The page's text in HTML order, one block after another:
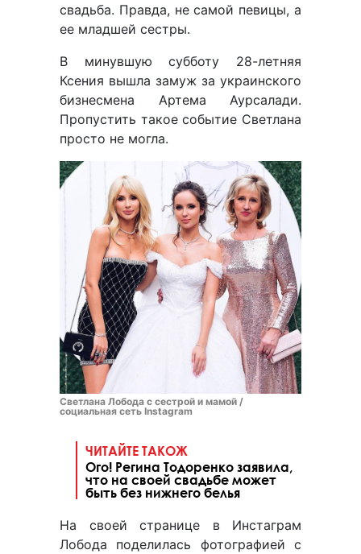
свадьба. Правда, не самой певицы, а
ее младшей сестры.
В минувшую субботу 28-летняя
Ксения вышла замуж за украинского
бизнесмена Артема Аурсалади.
Пропустить такое событие Светлана
просто не могла.
Светлана Лобода с сестрой и мамой /
социальная сеть Instagram
ЧИТАЙТЕ ТАКОЖ
Ого! Регина Тодоренко заявила,
что на своей свадьбе может
быть без нижнего белья
На своей странице в Инстаграм
Лобода поделилась фотографией с